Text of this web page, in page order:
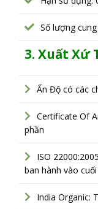
Số lượng
3. Xuất Xứ
Ấn Độ có các
Certificate Of
phần
ISO
ban hành vào
India Organic: